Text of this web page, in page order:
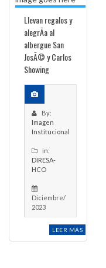
Llevan regalos y
alegrÃ­a al
albergue San
JosÃ© y Carlos
Showing
By:
Imagen
Institucional
in:
DIRESA-
HCO
Diciembre/
2023
LEER MÁS